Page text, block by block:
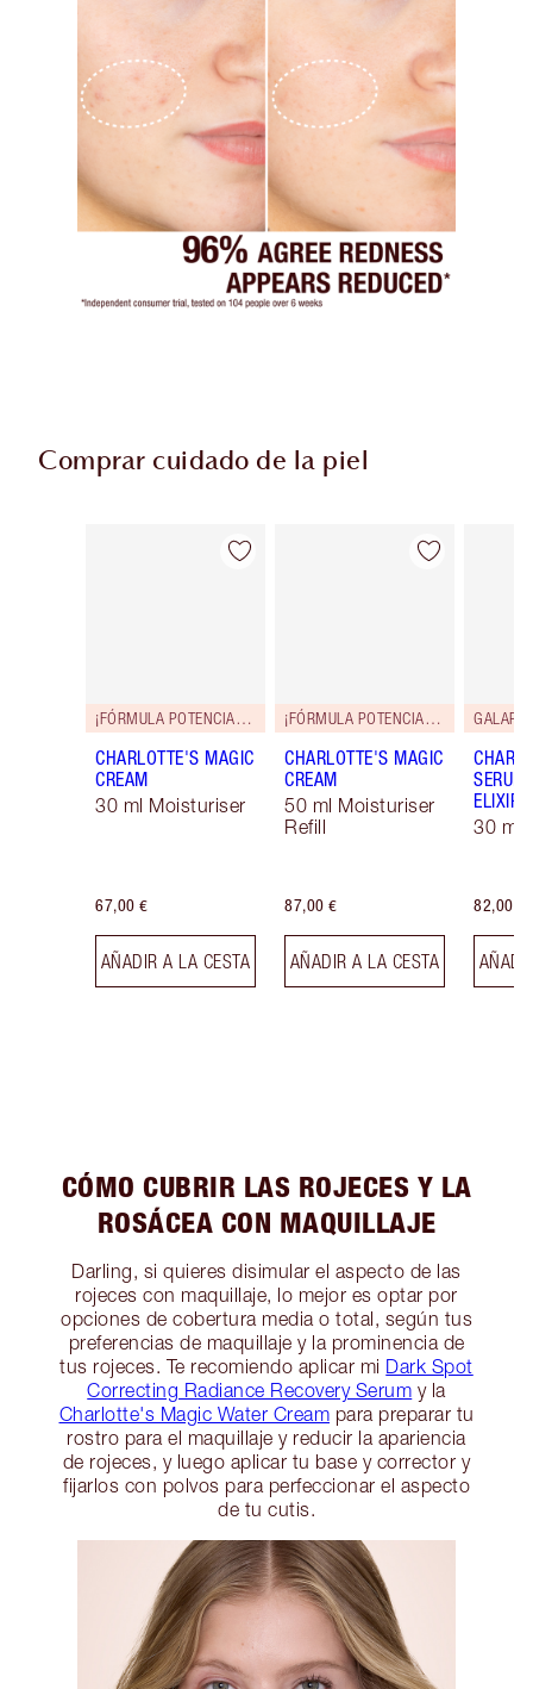
Comprar cuidado de la piel
Artículo 1 de 114
¡FÓRMULA POTENCIADA!
CHARLOTTE'S MAGIC
CREAM
30 ml Moisturiser
67,00 €
AÑADIR A LA CESTA
Artículo 2 de 114
¡FÓRMULA POTENCIADA!
CHARLOTTE'S MAGIC
CREAM
50 ml Moisturiser
Refill
87,00 €
AÑADIR A LA CESTA
SERUM
ELIXIR
30 ml
82,00 €
CÓMO CUBRIR LAS ROJECES Y LA
ROSÁCEA CON MAQUILLAJE
Darling, si quieres disimular el aspecto de las
rojeces con maquillaje, lo mejor es optar por
opciones de cobertura media o total, según tus
preferencias de maquillaje y la prominencia de
tus rojeces. Te recomiendo aplicar mi Dark Spot
Correcting Radiance Recovery Serum y la
Charlotte's Magic Water Cream para preparar tu
rostro para el maquillaje y reducir la apariencia
de rojeces, y luego aplicar tu base y corrector y
fijarlos con polvos para perfeccionar el aspecto
de tu cutis.